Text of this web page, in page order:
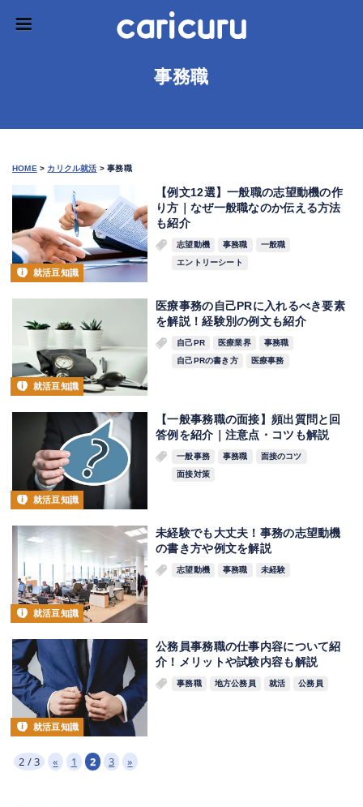
事務職
HOME > カリクル就活 >事務職
就活豆知識
【例文12選】一般職の志望動機の作
り方｜なぜ一般職なのか伝える方法
も紹介
志望動機 事務職
一般職
エントリーシート
就活豆知識
医療事務の自己PRに入れるべき要素
を解説！経験別の例文も紹介
自己PR 医療業界
事務職
自己PRの書き方
医療事務
就活豆知識
【一般事務職の面接】頻出質問と回
答例を紹介｜注意点・コツも解説
一般事務 事務職
面接のコツ
面接対策
就活豆知識
未経験でも大丈夫！事務の志望動機
の書き方や例文を解説
志望動機 事務職 未経験
就活豆知識
公務員事務職の仕事内容について紹
介！メリットや試験内容も解説
事務職 地方公務員 就活 公務員
2 / 3 « 1 2 3 »